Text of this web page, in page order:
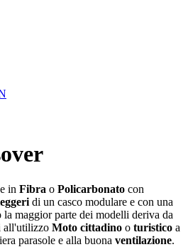
in Fibra o Policarbonato con
di un casco modulare e con una
la maggior parte dei modelli deriva da
all'utilizzo Moto cittadino o turistico a
parasole e alla buona ventilazione.